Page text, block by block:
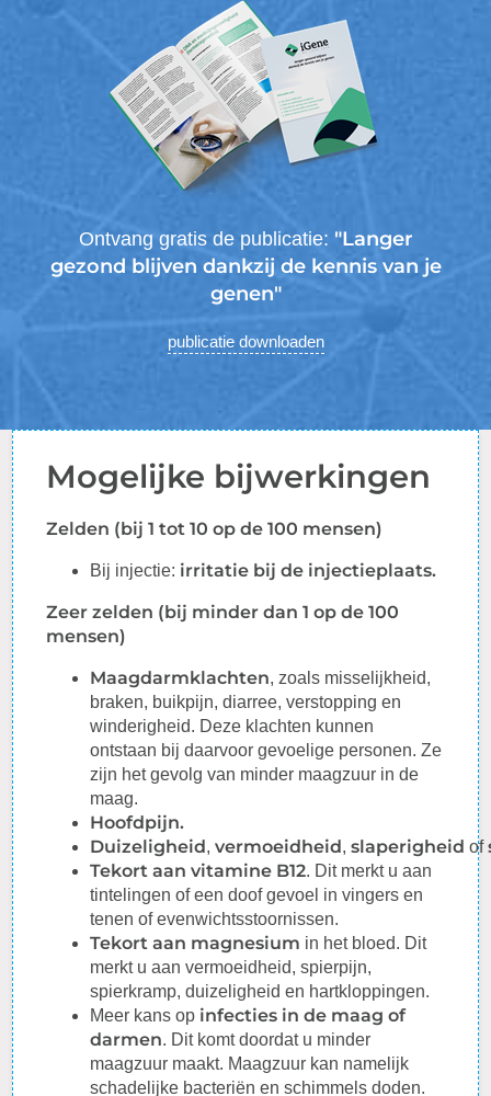
Ontvang gratis de publicatie: "Langer
gezond blijven dankzij de kennis van je
genen"
publicatie downloaden
Mogelijke bijwerkingen
Zelden (bij 1 tot 10 op de 100 mensen)
Bij injectie: irritatie bij de injectieplaats.
Zeer zelden (bij minder dan 1 op de 100
mensen)
Maagdarmklachten, zoals misselijkheid,
braken, buikpijn, diarree,verstopping en
winderigheid. Deze klachten kunnen
ontstaan bij daarvoor gevoelige personen. Ze
zijn het gevolg van minder maagzuur in de
maag.
Hoofdpijn.
Duizeligheid,vermoeidheid,slaperigheidof
Tekort aan vitamine B12. Dit merkt u aan
tintelingen of een doof gevoel in vingers en
tenen of evenwichtsstoornissen.
Tekort aan magnesium in het bloed. Dit
merkt u aan vermoeidheid, spierpijn,
spierkramp, duizeligheid en hartkloppingen.
Meer kans op infecties in de maag of
darmen. Dit komt doordat u minder
maagzuur maakt. Maagzuur kan namelijk
schadelijke bacteriën en schimmels doden.